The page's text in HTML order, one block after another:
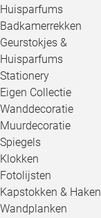
Huisparfums
Badkamerrekken
Geurstokjes &
Huisparfums
Stationery
Eigen Collectie
Wanddecoratie
Muurdecoratie
Spiegels
Klokken
Fotolijsten
Kapstokken & Haken
Wandplanken